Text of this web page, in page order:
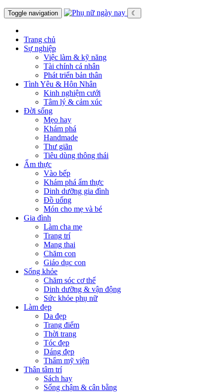
Toggle navigation ☾
Trang chủ
Sự nghiệp
Việc làm & kỹ năng
Tài chính cá nhân
Phát triển bản thân
Tình Yêu & Hôn Nhân
Kinh nghiệm cưới
Tâm lý & cảm xúc
Đời sống
Mẹo hay
Khám phá
Handmade
Thư giãn
Tiêu dùng thông thái
Ẩm thực
Vào bếp
Khám phá ẩm thực
Dinh dưỡng gia đình
Đồ uống
Món cho mẹ và bé
Gia đình
Làm cha mẹ
Trang trí
Mang thai
Chăm con
Giáo dục con
Sống khỏe
Chăm sóc cơ thể
Dinh dưỡng & vận động
Sức khỏe phụ nữ
Làm đẹp
Da đẹp
Trang điểm
Thời trang
Tóc đẹp
Dáng đẹp
Thẩm mỹ viện
Thân tâm trí
Sách hay
Sống chậm & cân bằng